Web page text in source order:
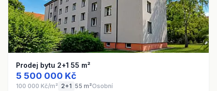
Prodej bytu 2+1 55 m²
5 500 000 Kč
100 000 Kč/m² 2+1 55 m²Osobní